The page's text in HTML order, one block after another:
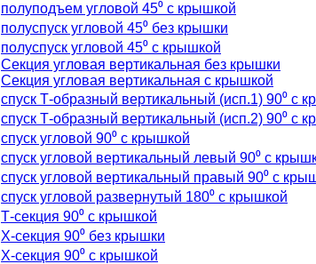
полуподъем угловой 45⁰ с крышкой
полуспуск угловой 45⁰ без крышки
полуспуск угловой 45⁰ с крышкой
Секция угловая вертикальная без крышки
Секция угловая вертикальная с крышкой
спуск Т-образный вертикальный (исп.1) 90⁰ с
спуск Т-образный вертикальный (исп.2) 90⁰ с
спуск угловой 90⁰ с крышкой
спуск угловой вертикальный левый 90⁰ с
спуск угловой вертикальный правый 90⁰ с
спуск угловой развернутый 180⁰ с крышкой
Т-секция 90⁰ с крышкой
Х-секция 90⁰ без крышки
Х-секция 90⁰ с крышкой